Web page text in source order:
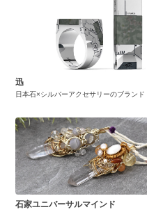
迅
日本石×シルバーアクセサリーのブランド
石家ユニバーサルマインド